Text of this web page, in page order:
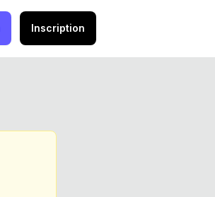
Inscription